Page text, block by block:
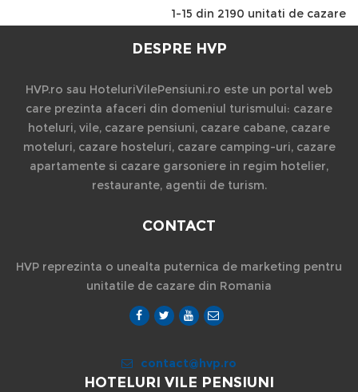
1-15 din 2190 unitati de cazare
DESPRE HVP
HVP.ro sau HoteluriVilePensiuni.ro este un portal web
care prezinta afaceri din domeniul turismului: cazare
hoteluri, vile, cazare pensiuni, cazare cabane, cazare
moteluri, cazare hosteluri, cazare camping-uri, cazare
apartamente si cazare garsoniere in regim hotelier,
restaurante, agentii de turism.
CONTACT
HVP reprezinta o unealta puternica de marketing pentru
unitatile de cazare din Romania
contact@hvp.ro
HOTELURI VILE PENSIUNI